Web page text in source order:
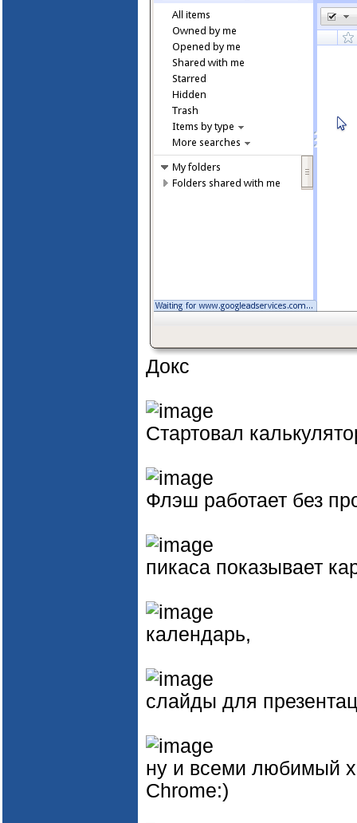
Докс
Стартовал
Флэш работает без
пикаса показывает
календарь,
слайды для
ну и всеми любимый
Chrome:)